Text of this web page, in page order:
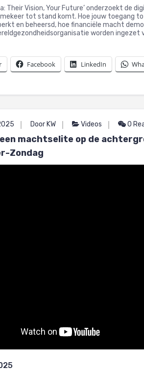
Their Vision, Your Future’ onderzoekt de
tot stand komt. Hoe jouw toegang
en beheersd, hoe financiële macht
worden ingezet
Facebook LinkedIn
Door KW Videos 0
machtselite op de
Zondag